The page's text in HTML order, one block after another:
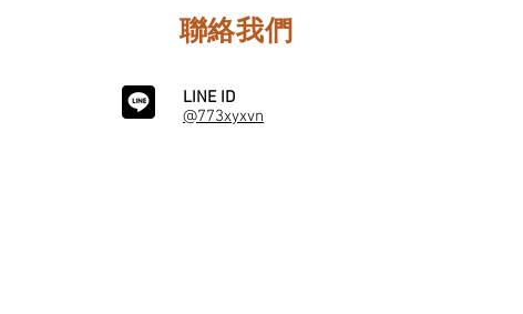
聯絡我們
LINE ID
@773xyxvn